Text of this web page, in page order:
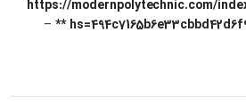
https://modernpolytechnic.com/
*
–